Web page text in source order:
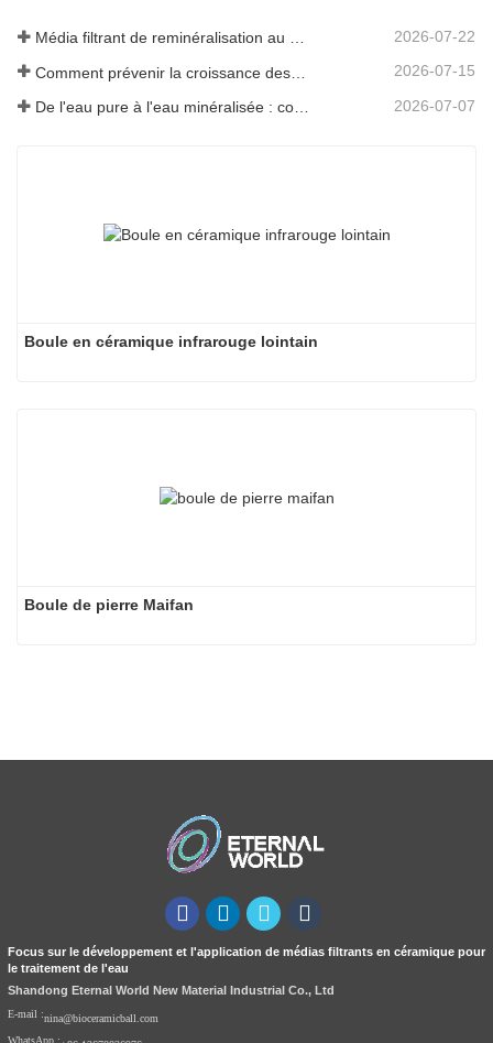
Média filtrant de reminéralisation au magnésium pour systèmes d'eau RO 2026-07-22
2026-07-15
2026-07-07
Boule en céramique infrarouge lointain
Boule de pierre Maifan
Focus sur le développement et l'application de médias filtrants en céramique pour
le traitement de l'eau
Shandong Eternal World New Material Industrial Co., Ltd
E-mail :nina@bioceramicball.com
WhatsApp :